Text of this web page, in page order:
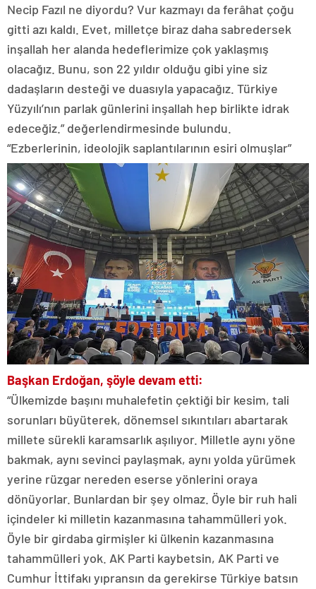
Necip Fazıl ne diyordu? Vur kazmayı da ferâhat çoğu
gitti azı kaldı. Evet, milletçe biraz daha sabredersek
inşallah her alanda hedeflerimize çok yaklaşmış
olacağız. Bunu, son 22 yıldır olduğu gibi yine siz
dadaşların desteği ve duasıyla yapacağız. Türkiye
Yüzyılı’nın parlak günlerini inşallah hep birlikte idrak
edeceğiz.” değerlendirmesinde bulundu.
“Ezberlerinin, ideolojik saplantılarının esiri olmuşlar”
Başkan Erdoğan, şöyle devam etti:
“Ülkemizde başını muhalefetin çektiği bir kesim, tali
sorunları büyüterek, dönemsel sıkıntıları abartarak
millete sürekli karamsarlık aşılıyor. Milletle aynı yöne
bakmak, aynı sevinci paylaşmak, aynı yolda yürümek
yerine rüzgar nereden eserse yönlerini oraya
dönüyorlar. Bunlardan bir şey olmaz. Öyle bir ruh hali
içindeler ki milletin kazanmasına tahammülleri yok.
Öyle bir girdaba girmişler ki ülkenin kazanmasına
tahammülleri yok. AK Parti kaybetsin, AK Parti ve
Cumhur İttifakı yıpransın da gerekirse Türkiye batsın